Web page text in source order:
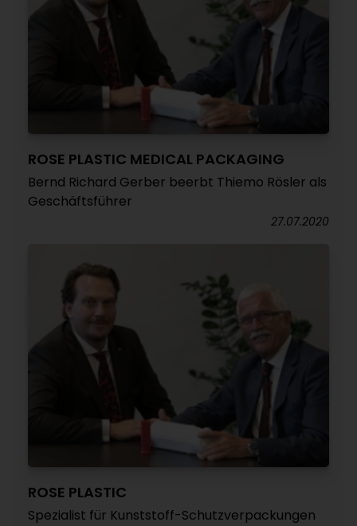
ROSE PLASTIC MEDICAL PACKAGING
Bernd Richard Gerber beerbt Thiemo Rösler als
Geschäftsführer
27.07.2020
ROSE PLASTIC
Spezialist für Kunststoff-Schutzverpackungen